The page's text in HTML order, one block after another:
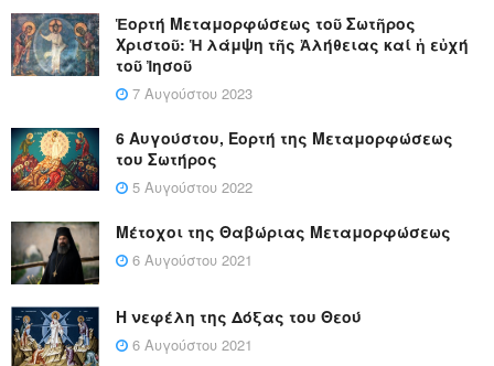
Ἑορτή Μεταμορφώσεως τοῦ Σωτῆρος
Χριστοῦ: Ἡ λάμψη τῆς Ἀλήθειας καί ἡ εὐχή
τοῦ Ἰησοῦ
7 Αυγούστου 2023
6 Αυγούστου, Εορτή της Μεταμορφώσεως
του Σωτήρος
5 Αυγούστου 2022
Μέτοχοι της Θαβώριας Μεταμορφώσεως
6 Αυγούστου 2021
Η νεφέλη της Δόξας του Θεού
6 Αυγούστου 2021